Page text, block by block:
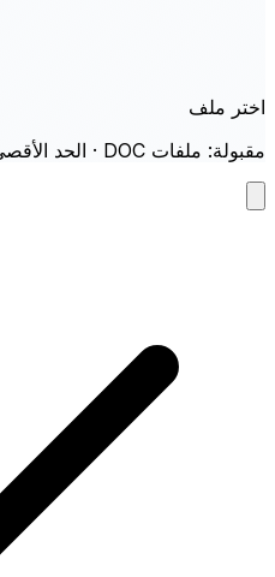
اختر ملف
مقبولة: ملفات DOC · الحد الأقصى 100 MB لكل ملف